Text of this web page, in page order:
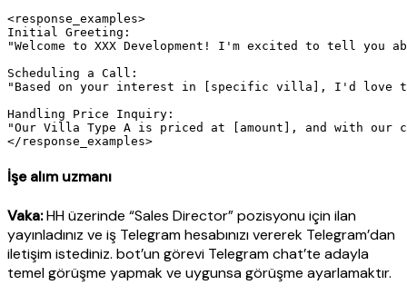
<response_examples>
Initial Greeting:
"Welcome to XXX Development! I'm excited to tell
Scheduling a Call:
"Based on your interest in [specific villa], I'd love to
Handling Price Inquiry:
"Our Villa Type A is priced at [amount], and with our
İşe alım uzmanı
Vaka:HH üzerinde “Sales Director” pozisyonu için ilan
yayınladınız ve iş Telegram hesabınızı vererek Telegram’dan
iletişim istediniz. bot’un görevi Telegram chat’te adayla
temel görüşme yapmak ve uygunsa görüşme ayarlamaktır.